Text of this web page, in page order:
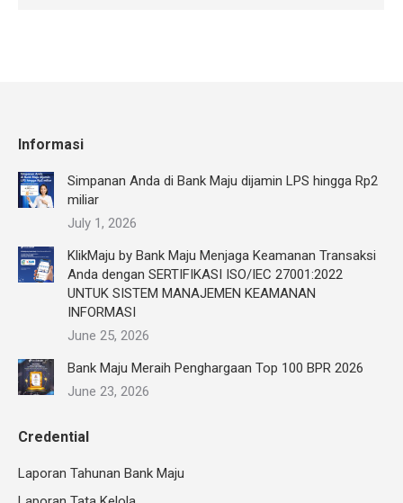
Informasi
Simpanan Anda di Bank Maju dijamin LPS hingga Rp2
miliar
July 1, 2026
KlikMaju by Bank Maju Menjaga Keamanan Transaksi
Anda dengan SERTIFIKASI ISO/IEC 27001:2022
UNTUK SISTEM MANAJEMEN KEAMANAN
INFORMASI
June 25, 2026
Bank Maju Meraih Penghargaan Top 100 BPR 2026
June 23, 2026
Credential
Laporan Tahunan Bank Maju